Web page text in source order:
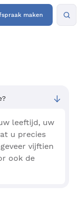
maken
leeftijd, uw
u precies
vijftien
ook de